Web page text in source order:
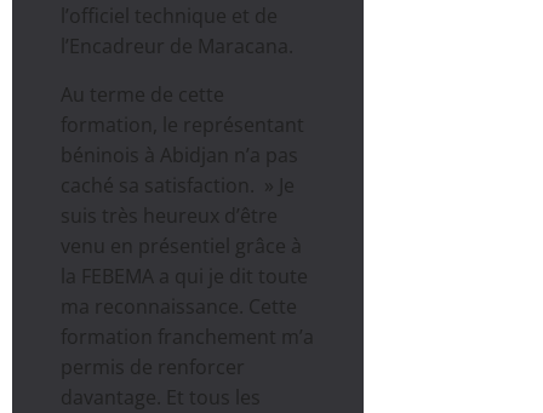
l’officiel technique et de
l’Encadreur de Maracana.
Au terme de cette
formation, le représentant
béninois à Abidjan n’a pas
caché sa satisfaction. » Je
suis très heureux d’être
venu en présentiel grâce à
la FEBEMA a qui je dit toute
ma reconnaissance. Cette
formation franchement m’a
permis de renforcer
davantage. Et tous les